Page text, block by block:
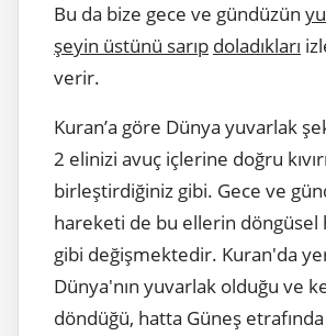
Bu da bize gece ve gündüzün
şeyin üstünü sarıp doladıkları
verir.
Kuran’a göre Dünya yuvarlak
2 elinizi avuç içlerine doğru
birleştirdiğiniz gibi. Gece ve
hareketi de bu ellerin
gibi değişmektedir. Kuran'da
Dünya'nın yuvarlak olduğu ve
döndüğü, hatta Güneş